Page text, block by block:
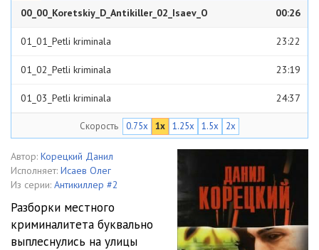
00_00_Koretskiy_D_Antikiller_02_Isaev_O 00:26
01_01_Petli kriminala 23:22
01_02_Petli kriminala 23:19
01_03_Petli kriminala 24:37
01_04_Petli kriminala
01_05_Petli kriminala
02_01_Opera i bandity 24:52
02_02_Opera i bandity 23:41
02_03_Opera i bandity 23:10
Скорость 0.75x 1x 1.25x 1.5x 2x
Автор: Корецкий Данил
Исполняет: Исаев Олег
Из серии: Антикиллер #2
Разборки местного
криминалитета буквально
выплеснулись на улицы